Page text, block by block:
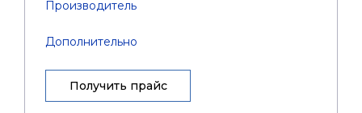
Производитель
Дополнительно
Получить прайс